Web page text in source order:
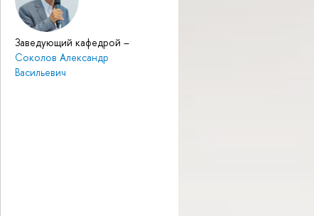
Заведующий кафедрой –
Соколов Александр
Васильевич